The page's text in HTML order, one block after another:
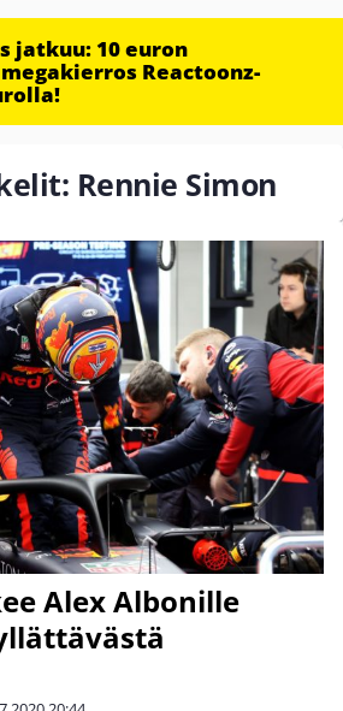
jatkuu: 10 euron
Reactoonz-
Rennie Simon
Alex Albonille